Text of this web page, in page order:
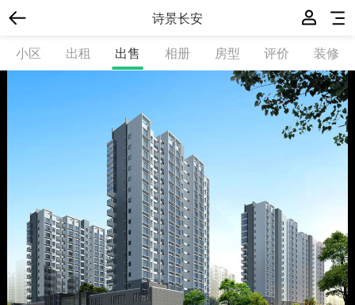
诗景长安
小区
出租 出售 相册 房型 评价 装修